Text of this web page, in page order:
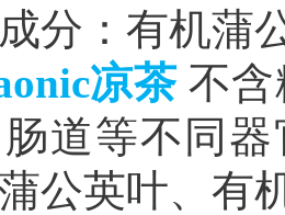
分：有机蒲
凉茶不含
道等不同
公英叶、有